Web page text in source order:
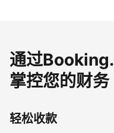
通过
掌控您的财务
轻松收款